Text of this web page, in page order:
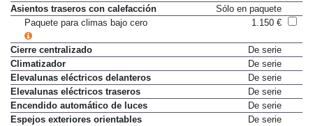
Asientos traseros con calefacción
Sólo en paquete
Paquete para climas bajo cero
1.150 €
Cierre centralizado
De serie
Climatizador
De serie
Elevalunas eléctricos delanteros
De serie
Elevalunas eléctricos traseros
De serie
Encendido automático de luces
De serie
Espejos exteriores orientables
De serie